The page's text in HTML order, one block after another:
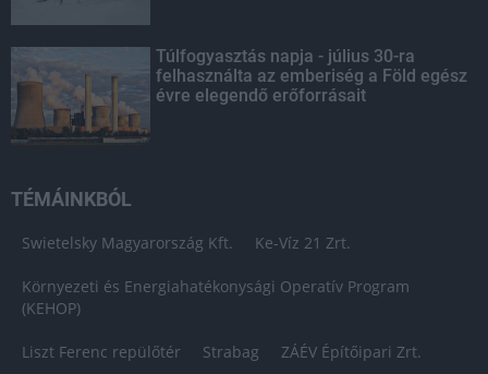
Túlfogyasztás napja - július 30-ra
felhasználta az emberiség a Föld egész
évre elegendő erőforrásait
TÉMÁINKBÓL
Swietelsky Magyarország Kft. Ke-Víz 21 Zrt.
Környezeti és Energiahatékonysági Operatív Program
(KEHOP)
Liszt Ferenc repülőtér Strabag ZÁÉV Építőipari Zrt.